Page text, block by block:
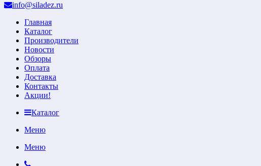
info@siladez.ru
Главная
Каталог
Производители
Новости
Обзоры
Оплата
Доставка
Контакты
Акции!
Каталог
Меню
Меню